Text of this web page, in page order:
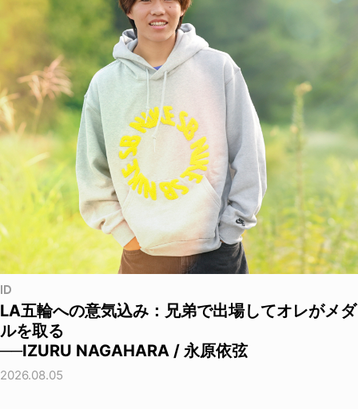
ID
LA五輪への意気込み：兄弟で出場してオレがメダ
ルを取る
──IZURU NAGAHARA / 永原依弦
2026.08.05